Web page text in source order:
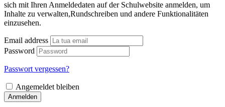
sich mit Ihren Anmeldedaten auf der Schulwebsite anmelden, um
Inhalte zu verwalten,Rundschreiben und andere Funktionalitäten
einzusehen.
Email address
Password
Passwort vergessen?
Angemeldet bleiben
Anmelden